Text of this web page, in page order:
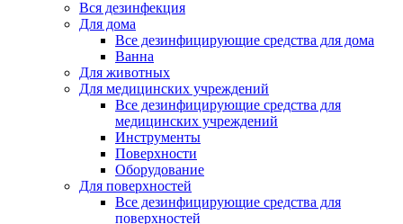
Вся дезинфекция
Для дома
Все дезинфицирующие средства для дома
Ванна
Для животных
Для медицинских учреждений
Все дезинфицирующие средства для
медицинских учреждений
Инструменты
Поверхности
Оборудование
Для поверхностей
Все дезинфицирующие средства для
поверхностей